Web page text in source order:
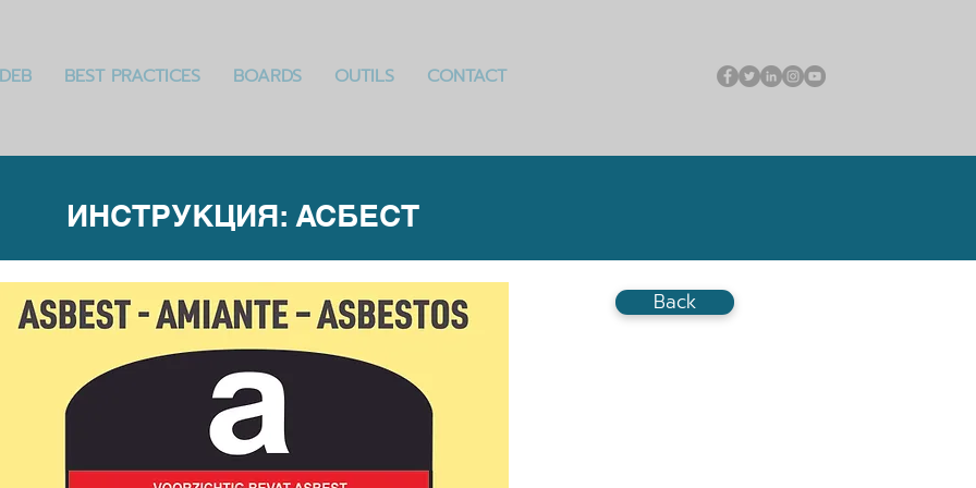
BEST PRACTICES BOARDS OUTILS CONTACT
ИНСТРУКЦИЯ: АСБЕСТ
Back